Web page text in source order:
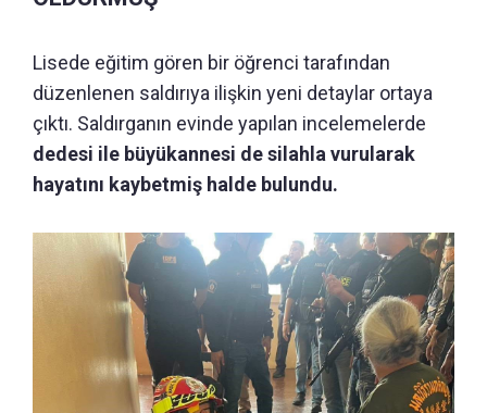
Lisede eğitim gören bir öğrenci tarafından
düzenlenen saldırıya ilişkin yeni detaylar ortaya
çıktı. Saldırganın evinde yapılan incelemelerde
dedesi ile büyükannesi de silahla vurularak
hayatını kaybetmiş halde bulundu.